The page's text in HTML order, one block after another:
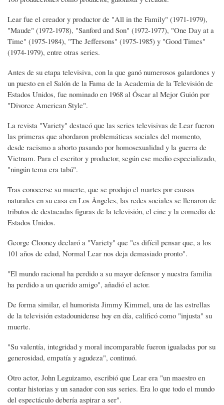
Lear fue el creador y productor de "All in the Family" (1971-1979),
"Maude" (1972-1978), "Sanford and Son" (1972-1977), "One Day at a
Time" (1975-1984), "The Jeffersons" (1975-1985) y "Good Times"
(1974-1979), entre otras series.
Antes de su etapa televisiva, con la que ganó numerosos galardones y
un puesto en el Salón de la Fama de la Academia de la Televisión de
Estados Unidos, fue nominado en 1968 al Óscar al Mejor Guión por
"Divorce American Style".
La revista "Variety" destacó que las series televisivas de Lear fueron
las primeras que abordaron problemáticas sociales del momento,
desde racismo a aborto pasando por homosexualidad y la guerra de
Vietnam. Para el escritor y productor, según ese medio especializado,
"ningún tema era tabú".
Tras conocerse su muerte, que se produjo el martes por causas
naturales en su casa en Los Ángeles, las redes sociales se llenaron de
tributos de destacadas figuras de la televisión, el cine y la comedia de
Estados Unidos.
George Clooney declaró a "Variety" que "es difícil pensar que, a los
101 años de edad, Normal Lear nos deja demasiado pronto".
"El mundo racional ha perdido a su mayor defensor y nuestra familia
ha perdido a un querido amigo", añadió el actor.
De forma similar, el humorista Jimmy Kimmel, una de las estrellas
de la televisión estadounidense hoy en día, calificó como "injusta" su
muerte.
"Su valentía, integridad y moral incomparable fueron igualadas por su
generosidad, empatía y agudeza", continuó.
Otro actor, John Leguizamo, escribió que Lear era "un maestro en
contar historias y un sanador con sus series. Era lo que todo el mundo
del espectáculo debería aspirar a ser".